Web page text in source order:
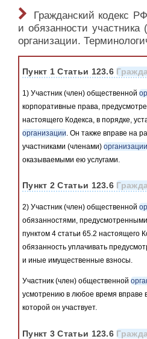
Гражданский кодекс
и обязанности
организации.
Пункт 1 Статьи 123.6
1) Участник (член) общественной
корпоративные права,
настоящего Кодекса, в порядке,
организации. Он также вправе на
участниками (членами) организации
оказываемыми ею услугами.
Пункт 2 Статьи 123.6
2) Участник (член) общественной
обязанностями,
пунктом 4 статьи 65.2 настоящего
обязанность уплачивать
и иные имущественные взносы.
Участник (член) общественной
усмотрению в любое время вправе
которой он участвует.
Пункт 3 Статьи 123.6